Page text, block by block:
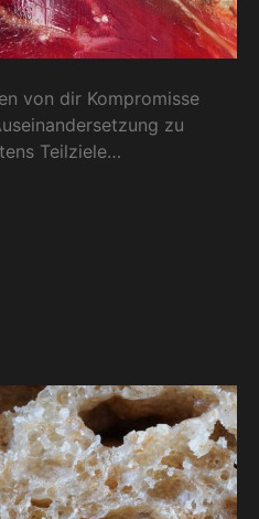
von dir Kompromisse
zu
Teilziele…